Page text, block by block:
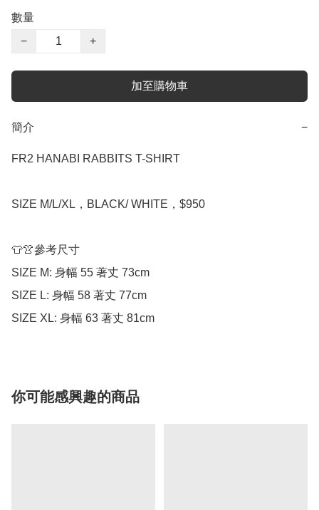
數量
−
+
加至購物車
簡介 −
FR2 HANABI RABBITS T-SHIRT
SIZE M/L/XL，BLACK/ WHITE，$950
👕👚參考尺寸
SIZE M: 身幅 55 著丈 73cm
SIZE L: 身幅 58 著丈 77cm
SIZE XL: 身幅 63 著丈 81cm
你可能感興趣的商品